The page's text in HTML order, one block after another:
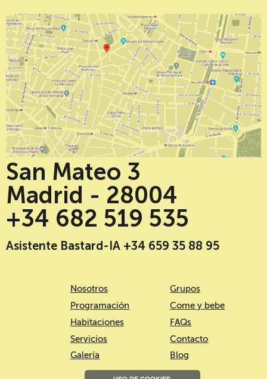
San Mateo 3
Madrid - 28004
+34 682 519 535
Asistente Bastard-IA +34 659 35 88 95
Nosotros
Programación
Habitaciones
Servicios
Galería
Grupos
Come y bebe
FAQs
Contacto
Blog